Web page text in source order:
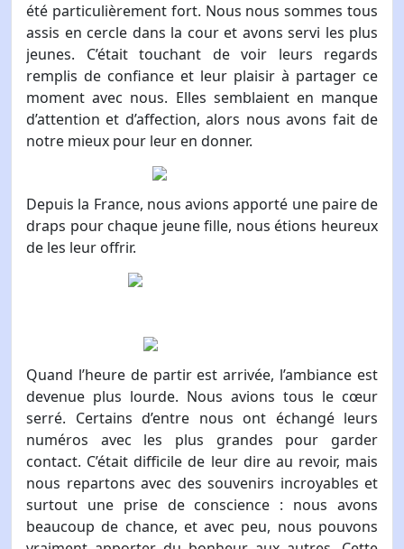
été particulièrement fort. Nous nous sommes tous
assis en cercle dans la cour et avons servi les plus
jeunes. C’était touchant de voir leurs regards
remplis de confiance et leur plaisir à partager ce
moment avec nous. Elles semblaient en manque
d’attention et d’affection, alors nous avons fait de
notre mieux pour leur en donner.
Depuis la France, nous avions apporté une paire de
draps pour chaque jeune fille, nous étions heureux
de les leur offrir.
Quand l’heure de partir est arrivée, l’ambiance est
devenue plus lourde. Nous avions tous le cœur
serré. Certains d’entre nous ont échangé leurs
numéros avec les plus grandes pour garder
contact. C’était difficile de leur dire au revoir, mais
nous repartons avec des souvenirs incroyables et
surtout une prise de conscience : nous avons
beaucoup de chance, et avec peu, nous pouvons